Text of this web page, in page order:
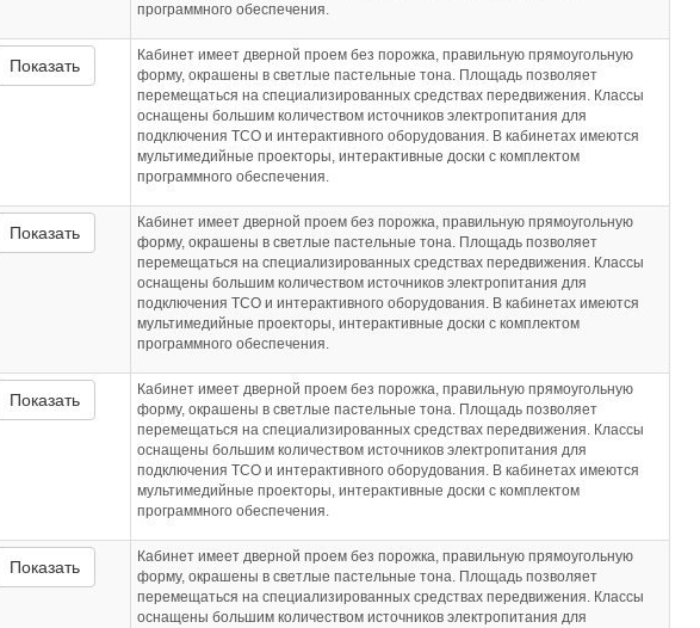
программного обеспечения.
Показать
Кабинет имеет дверной проем без порожка, правильную прямоугольную
форму, окрашены в светлые пастельные тона. Площадь позволяет
перемещаться на специализированных средствах передвижения. Классы
оснащены большим количеством источников электропитания для
подключения ТСО и интерактивного оборудования. В кабинетах имеются
мультимедийные проекторы, интерактивные доски с комплектом
программного обеспечения.
Показать
Кабинет имеет дверной проем без порожка, правильную прямоугольную
форму, окрашены в светлые пастельные тона. Площадь позволяет
перемещаться на специализированных средствах передвижения. Классы
оснащены большим количеством источников электропитания для
подключения ТСО и интерактивного оборудования. В кабинетах имеются
мультимедийные проекторы, интерактивные доски с комплектом
программного обеспечения.
Показать
Кабинет имеет дверной проем без порожка, правильную прямоугольную
форму, окрашены в светлые пастельные тона. Площадь позволяет
перемещаться на специализированных средствах передвижения. Классы
оснащены большим количеством источников электропитания для
подключения ТСО и интерактивного оборудования. В кабинетах имеются
мультимедийные проекторы, интерактивные доски с комплектом
программного обеспечения.
Показать
Кабинет имеет дверной проем без порожка, правильную прямоугольную
форму, окрашены в светлые пастельные тона. Площадь позволяет
перемещаться на специализированных средствах передвижения. Классы
оснащены большим количеством источников электропитания для